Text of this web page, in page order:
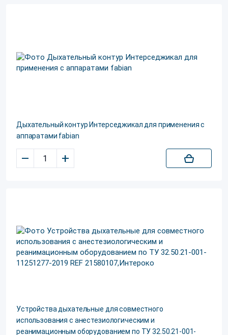
Дыхательный контур Интерседжикал для применения с
аппаратами fabian
– +
Устройства дыхательные для совместного
использования с анестезиологическим и
реанимационным оборудованием по ТУ 32.50.21-001-